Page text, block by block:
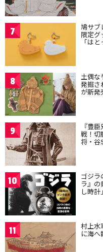
7 鳩サブ
限定グ
「はと
8 土偶な
発掘さ
が新発
9 『豊
戦！切
将・谷
10 ゴジ
ラ』の
し時
11 村上水
に海